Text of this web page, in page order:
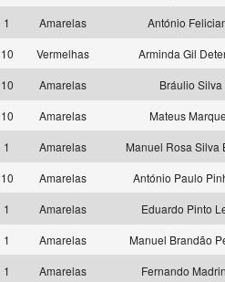
1 Amarelas
António
10 Vermelhas
Arminda Gil
10 Amarelas
Bráulio Silva
10 Amarelas
Mateus
1 Amarelas
Manuel Rosa Silva
10 Amarelas
António Paulo
1 Amarelas
Eduardo Pinto
1 Amarelas
Manuel Brandão
1 Amarelas
Fernando